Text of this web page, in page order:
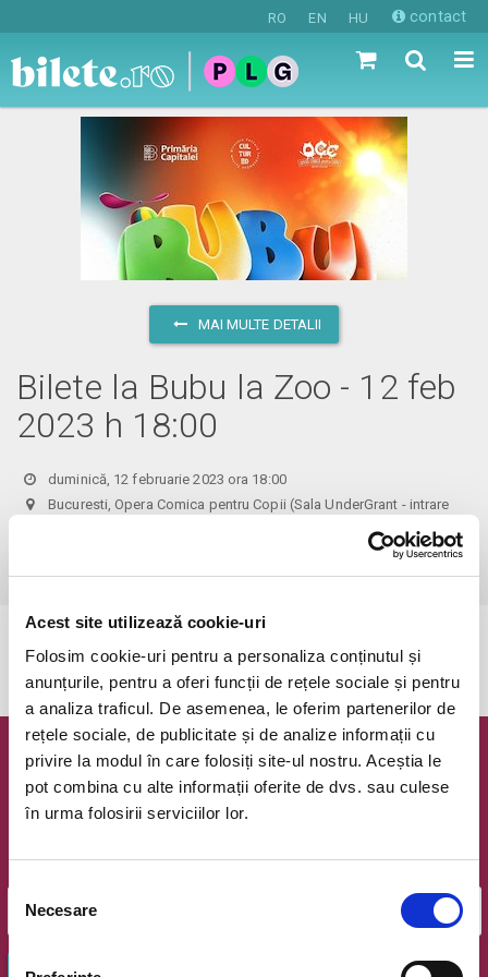
Acest site utilizează cookie-uri
Folosim cookie-uri pentru a personaliza conținutul și
anunțurile, pentru a oferi funcții de rețele sociale și pentru
a analiza traficul. De asemenea, le oferim partenerilor de
rețele sociale, de publicitate și de analize informații cu
privire la modul în care folosiți site-ul nostru. Aceștia le
pot combina cu alte informații oferite de dvs. sau culese
în urma folosirii serviciilor lor.
Selecția
consimțământului
Necesare
RO EN HU contact
MAI MULTE DETALII
Bilete la Bubu la Zoo - 12 feb
2023 h 18:00
duminică, 12 februarie 2023 ora 18:00
Bucuresti, Opera Comica pentru Copii (Sala UnderGrant - intrare
Newsletter @ Bilete.ro
Oferte exclusive si o editie saptamanala cu cele mai noi
OK